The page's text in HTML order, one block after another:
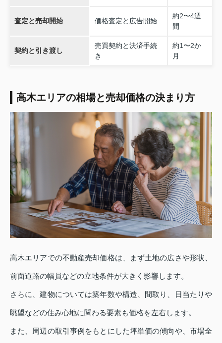
査定と売却開始 価格査定と広告開始
約2〜4週
間
契約と引き渡し
売買契約と決済手続
き
約1〜2か
月
高木エリアの相場と売却価格の決まり方
高木エリアでの不動産売却価格は、まず土地の広さや形状、
前面道路の幅員などの立地条件が大きく影響します。
さらに、建物については築年数や構造、間取り、日当たりや
眺望などの住み心地に関わる要素も価格を左右します。
また、周辺の取引事例をもとにした坪単価の傾向や、市場全